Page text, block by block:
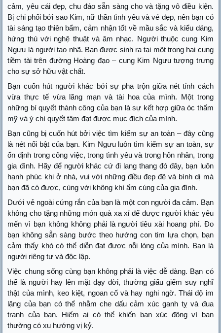
cảm, yêu cái đẹp, chu đáo sẵn sàng cho và tặng vô điều kiện.
Bị chi phối bởi sao Kim, nữ thần tình yêu và vẻ đẹp, nên bạn có
tài sáng tạo thiên bẩm, cảm nhận tốt về mầu sắc và kiểu dáng,
hứng thú với nghệ thuật và âm nhạc. Người thuộc cung Kim
Ngưu là người tao nhã. Bạn được sinh ra tại một trong hai cung
tiềm tài trên đường Hoàng đạo – cung Kim Ngưu tượng trưng
cho sự sở hữu vật chất.
Bạn cuốn hút người khác bởi sự pha trộn giữa nét tính cách
vừa thực tế vừa lãng mạn và tài hoa của mình. Một trong
những bí quyết thành công của bạn là sự kết hợp giữa óc thẩm
mỹ và ý chí quyết tâm đạt được mục đích của mình.
Bạn cũng bị cuốn hút bởi việc tìm kiếm sự an toàn – đây cũng
là nét nổi bật của bạn. Kim Ngưu luôn tìm kiếm sự an toàn, sự
ổn định trong công việc, trong tình yêu và trong hôn nhân, trong
gia đình. Hãy để người khác cứ đi lang thang đó đây, bạn luôn
hạnh phúc khi ở nhà, vui với những điều đẹp đẽ và bình dị mà
bạn đã có được, cùng với không khí ấm cúng của gia đình.
Dưới vẻ ngoài cứng rắn của bạn là một con người đa cảm. Bạn
không cho tặng những món quà xa xỉ để được người khác yêu
mến vì bạn không không phải là người tiêu xài hoang phí. Đo
bạn không sẵn sàng bước theo hướng con tim lựa chọn, bạn
cảm thấy khó có thể diễn đạt được nỗi lòng của mình. Bạn là
người riêng tư và độc lập.
Việc chung sống cùng bạn không phải là việc dễ dàng. Bạn có
thể là người hay lên mặt dạy đời, thường giấu giếm suy nghĩ
thật của mình, keo kiệt, ngoan cố và hay nghi ngờ. Thái độ im
lặng của bạn có thể nhằm che dấu cảm xúc ganh tỵ và đua
tranh của bạn. Hiếm ai có thể khiến bạn xúc động vì bạn
thường có xu hướng vị kỷ.